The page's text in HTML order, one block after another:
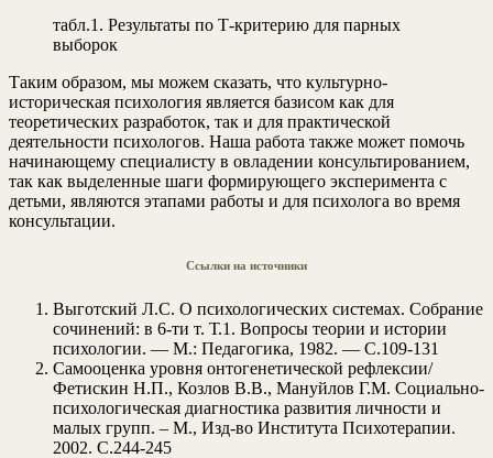
табл.1. Результаты по Т-критерию для парных
выборок
Таким образом, мы можем сказать, что культурно-
историческая психология является базисом как для
теоретических разработок, так и для практической
деятельности психологов. Наша работа также может помочь
начинающему специалисту в овладении консультированием,
так как выделенные шаги формирующего эксперимента с
детьми, являются этапами работы и для психолога во время
консультации.
Ссылки на источники
Выготский Л.С. О психологических системах. Собрание
сочинений: в 6-ти т. Т.1. Вопросы теории и истории
психологии. — М.: Педагогика, 1982. — C.109-131
Самооценка уровня онтогенетической рефлексии/
Фетискин Н.П., Козлов В.В., Мануйлов Г.М. Социально-
психологическая диагностика развития личности и
малых групп. – М., Изд-во Института Психотерапии.
2002. C.244-245